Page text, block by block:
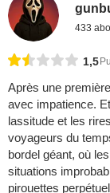
433
1,5
Après une
avec impatience.
lassitude et les
voyageurs du
bordel géant, où
situations
pirouettes